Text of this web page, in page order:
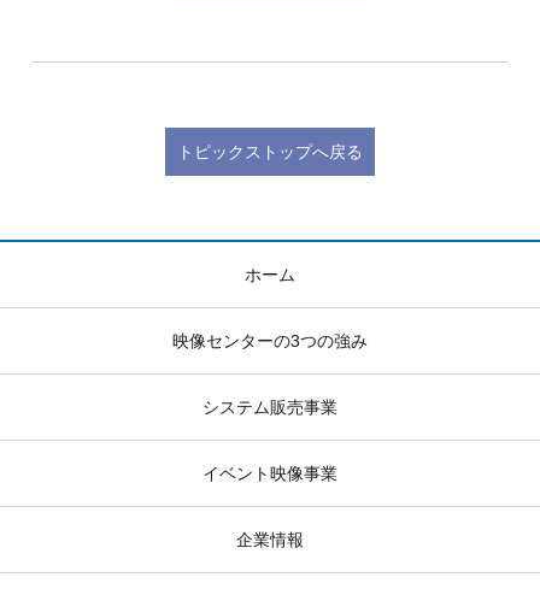
トピックストップへ戻る
ホーム
映像センターの3つの強み
システム販売事業
イベント映像事業
企業情報